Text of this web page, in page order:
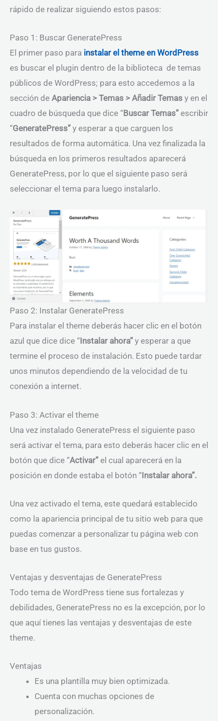
rápido de realizar siguiendo estos pasos:
Paso 1: Buscar GeneratePress
El primer paso para instalar el theme en WordPress
es buscar el plugin dentro de la biblioteca de temas
públicos de WordPress; para esto accedemos a la
sección de Apariencia > Temas > Añadir Temas y en el
cuadro de búsqueda que dice “Buscar Temas” escribir
“GeneratePress” y esperar a que carguen los
resultados de forma automática. Una vez finalizada la
búsqueda en los primeros resultados aparecerá
GeneratePress, por lo que el siguiente paso será
seleccionar el tema para luego instalarlo.
Paso 2: Instalar GeneratePress
Para instalar el theme deberás hacer clic en el botón
azul que dice dice “Instalar ahora” y esperar a que
termine el proceso de instalación. Esto puede tardar
unos minutos dependiendo de la velocidad de tu
conexión a internet.
Paso 3: Activar el theme
Una vez instalado GeneratePress el siguiente paso
será activar el tema, para esto deberás hacer clic en el
botón que dice “Activar” el cual aparecerá en la
posición en donde estaba el botón “Instalar ahora”.
Una vez activado el tema, este quedará establecido
como la apariencia principal de tu sitio web para que
puedas comenzar a personalizar tu página web con
base en tus gustos.
Ventajas y desventajas de GeneratePress
Todo tema de WordPress tiene sus fortalezas y
debilidades, GeneratePress no es la excepción, por lo
que aquí tienes las ventajas y desventajas de este
theme.
Ventajas
Es una plantilla muy bien optimizada.
Cuenta con muchas opciones de
personalización.